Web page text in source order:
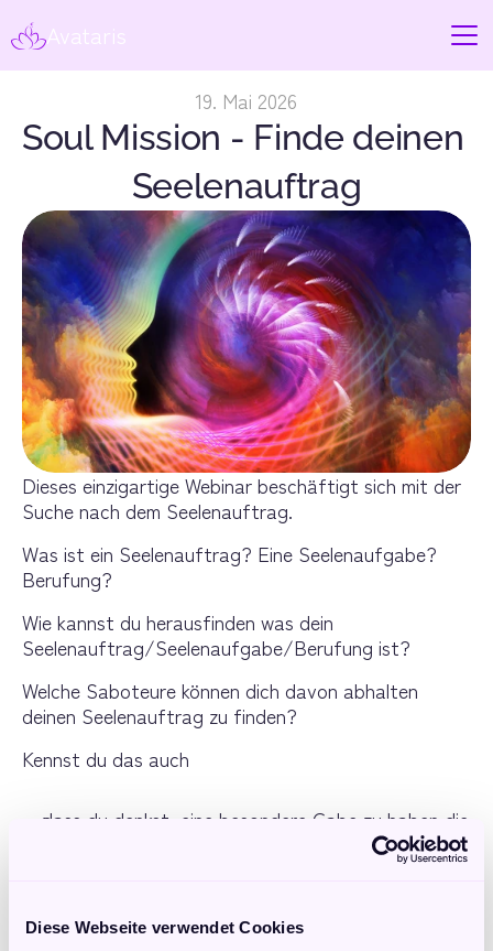
Diese Webseite verwendet Cookies
Avataris
19. Mai 2026
Soul Mission - Finde deinen
Seelenauftrag
Dieses einzigartige Webinar beschäftigt sich mit der
Suche nach dem Seelenauftrag.
Was ist ein Seelenauftrag? Eine Seelenaufgabe?
Berufung?
Wie kannst du herausfinden was dein
Seelenauftrag/Seelenaufgabe/Berufung ist?
Welche Saboteure können dich davon abhalten
deinen Seelenauftrag zu finden?
Kennst du das auch
dass du denkst, eine besondere Gabe zu haben die
in die Welt gebracht werden will; du aber nicht
Job, du bestimmte Fähigkeiten hast, aber nicht